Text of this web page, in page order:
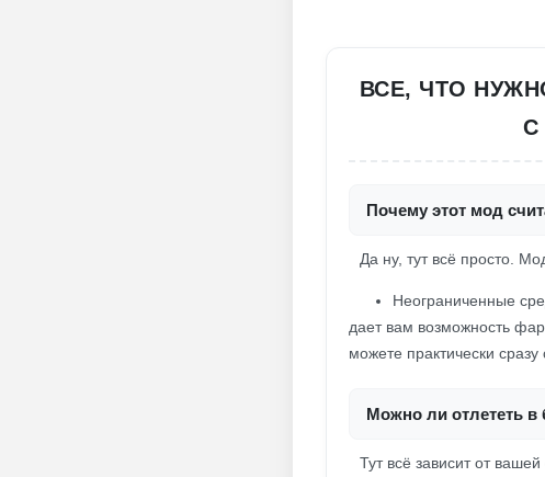
ВСЕ, ЧТО
С
Почему этот мод
Да ну, тут всё просто.
Неограниченные
дает вам возможность
можете практически сразу
Можно ли отлететь в
Тут всё зависит от